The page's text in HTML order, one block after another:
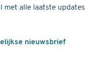
met alle laatste updates
nieuwsbrief